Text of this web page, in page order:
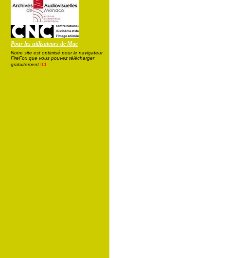
Pour les utilisateurs de Mac
Notre site est optimisé pour le navigateur
FireFox que vous pouvez télécharger
gratuitement ici